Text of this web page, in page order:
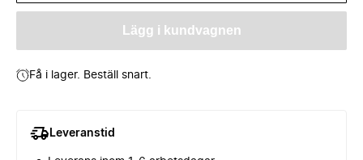
Lägg i kundvagnen
Få i lager. Beställ snart.
Leveranstid